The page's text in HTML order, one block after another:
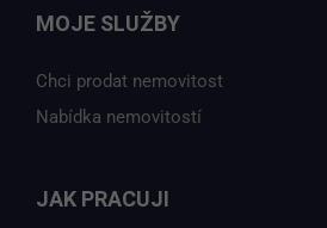
MOJE SLUŽBY
Chci prodat nemovitost
Nabídka nemovitostí
JAK PRACUJI